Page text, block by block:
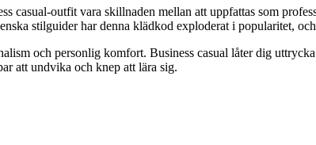
casual-outfit vara skillnaden mellan att uppfattas som
stilguider har denna klädkod exploderat i popularitet,
och personlig komfort. Business casual låter dig
att undvika och knep att lära sig.